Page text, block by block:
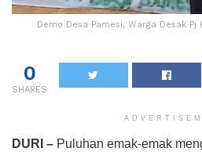
Demo Desa Pamesi, Warga Desak
0
SHARES
DURI – Puluhan emak-emak